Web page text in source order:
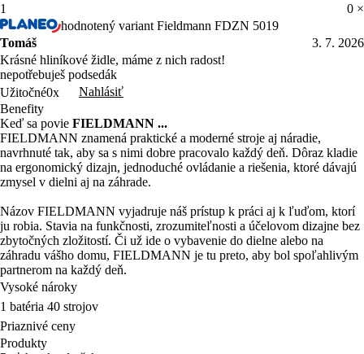
1
0 ×
hodnotený variant Fieldmann FDZN 5019
Tomáš
3. 7. 2026
Krásné hliníkové židle, máme z nich radost!
nepotřebuješ podsedák
Užitočné0x
Nahlásiť
Benefity
Keď sa povie FIELDMANN ...
FIELDMANN znamená praktické a moderné stroje aj náradie,
navrhnuté tak, aby sa s nimi dobre pracovalo každý deň. Dôraz kladie
na ergonomický dizajn, jednoduché ovládanie a riešenia, ktoré dávajú
zmysel v dielni aj na záhrade.
Názov FIELDMANN vyjadruje náš prístup k práci aj k ľuďom, ktorí
ju robia. Stavia na funkčnosti, zrozumiteľnosti a účelovom dizajne bez
zbytočných zložitostí. Či už ide o vybavenie do dielne alebo na
záhradu vášho domu, FIELDMANN je tu preto, aby bol spoľahlivým
partnerom na každý deň.
Vysoké nároky
1 batéria 40 strojov
Priaznivé ceny
Produkty